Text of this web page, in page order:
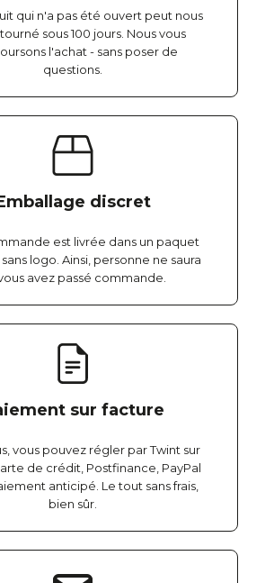
qui n'a pas été ouvert peut nous
sous 100 jours. Nous vous
l'achat - sans poser de
questions.
discret
est livrée dans un paquet
logo. Ainsi, personne ne saura
avez passé commande.
sur facture
vous pouvez régler par Twint sur
de crédit, Postfinance, PayPal
anticipé. Le tout sans frais,
bien sûr.